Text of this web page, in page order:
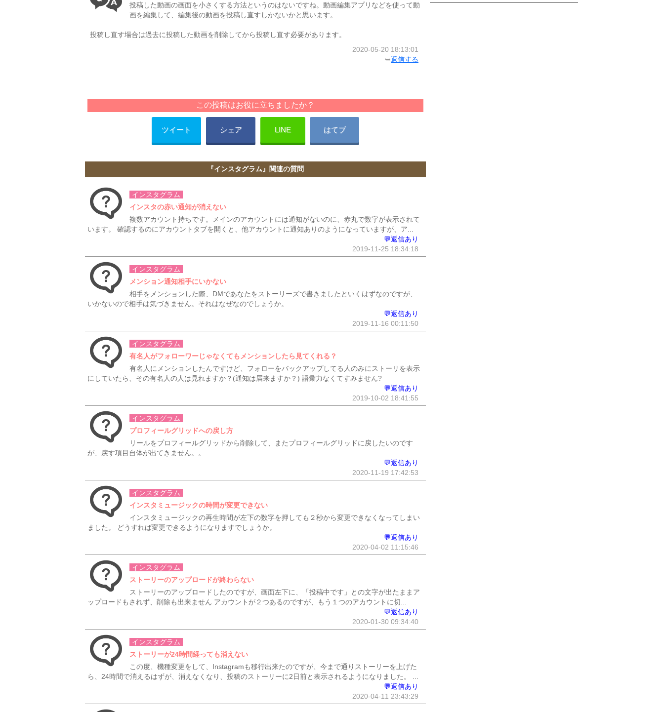
投稿した動画の画面を小さくする方法というのはないですね。動画編集アプリなどを使って動
画を編集して、編集後の動画を投稿し直すしかないかと思います。
投稿し直す場合は過去に投稿した動画を削除してから投稿し直す必要があります。
2020-05-20 18:13:01
➥返信する
この投稿はお役に立ちましたか？
ツイート シェア LINE はてブ
『インスタグラム』関連の質問
インスタグラム
インスタの赤い通知が消えない
複数アカウント持ちです。メインのアカウントには通知がないのに、赤丸で数字が表示されて
います。 確認するのにアカウントタブを開くと、他アカウントに通知ありのようになっていますが、ア...
💬返信あり
2019-11-25 18:34:18
インスタグラム
メンション通知相手にいかない
相手をメンションした際、DMであなたをストーリーズで書きましたといくはずなのですが、
いかないので相手は気づきません。それはなぜなのでしょうか。
💬返信あり
2019-11-16 00:11:50
インスタグラム
有名人がフォローワーじゃなくてもメンションしたら見てくれる？
有名人にメンションしたんですけど、フォローをバックアップしてる人のみにストーリを表示
にしていたら、その有名人の人は見れますか？(通知は届来ますか？) 語彙力なくてすみません?
💬返信あり
2019-10-02 18:41:55
インスタグラム
プロフィールグリッドへの戻し方
リールをプロフィールグリッドから削除して、またプロフィールグリッドに戻したいのです
が、戻す項目自体が出てきません。。
💬返信あり
2020-11-19 17:42:53
インスタグラム
インスタミュージックの時間が変更できない
インスタミュージックの再生時間が左下の数字を押しても２秒から変更できなくなってしまい
ました。 どうすれば変更できるようになりますでしょうか。
💬返信あり
2020-04-02 11:15:46
インスタグラム
ストーリーのアップロードが終わらない
ストーリーのアップロードしたのですが、画面左下に、「投稿中です」との文字が出たままア
ップロードもされず、削除も出来ません アカウントが２つあるのですが、もう１つのアカウントに切...
💬返信あり
2020-01-30 09:34:40
インスタグラム
ストーリーが24時間経っても消えない
この度、機種変更をして、Instagramも移行出来たのですが、今まで通りストーリーを上げた
ら、24時間で消えるはずが、消えなくなり、投稿のストーリーに2日前と表示されるようになりました。 ...
💬返信あり
2020-04-11 23:43:29